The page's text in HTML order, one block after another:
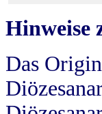
Hinweise
Das